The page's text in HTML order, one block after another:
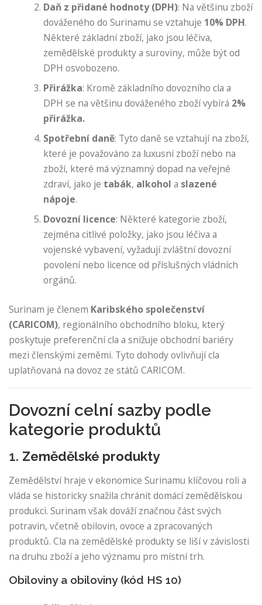
Daň z přidané hodnoty (DPH): Na většinu zboží
dováženého do Surinamu se vztahuje 10% DPH.
Některé základní zboží, jako jsou léčiva,
zemědělské produkty a suroviny, může být od
DPH osvobozeno.
Přirážka: Kromě základního dovozního cla a
DPH se na většinu dováženého zboží vybírá 2%
přirážka.
Spotřební daně: Tyto daně se vztahují na zboží,
které je považováno za luxusní zboží nebo na
zboží, které má významný dopad na veřejné
zdraví, jako je tabák, alkohol a slazené
nápoje.
Dovozní licence: Některé kategorie zboží,
zejména citlivé položky, jako jsou léčiva a
vojenské vybavení, vyžadují zvláštní dovozní
povolení nebo licence od příslušných vládních
orgánů.
Surinam je členem Karibského společenství
(CARICOM), regionálního obchodního bloku, který
poskytuje preferenční cla a snižuje obchodní bariéry
mezi členskými zeměmi. Tyto dohody ovlivňují cla
uplatňovaná na dovoz ze států CARICOM.
Dovozní celní sazby podle
kategorie produktů
1. Zemědělské produkty
Zemědělství hraje v ekonomice Surinamu klíčovou roli a
vláda se historicky snažila chránit domácí zemědělskou
produkci. Surinam však dováží značnou část svých
potravin, včetně obilovin, ovoce a zpracovaných
produktů. Cla na zemědělské produkty se liší v závislosti
na druhu zboží a jeho významu pro místní trh.
Obiloviny a obiloviny (kód HS 10)